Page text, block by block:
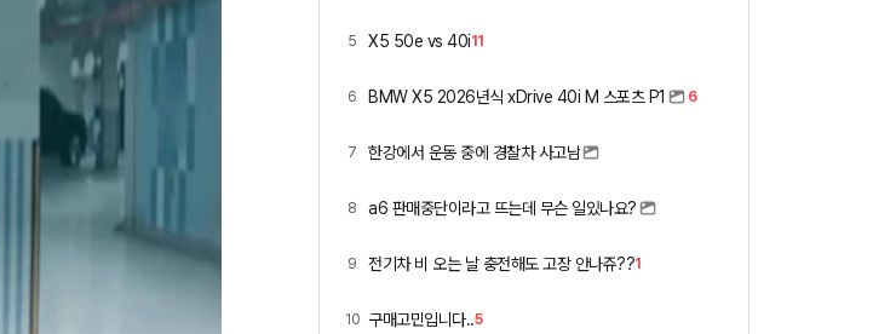
5 X5 50e vs 40i11
6 BMW X5 2026년식 xDrive 40i M 스포츠 P1 6
7 한강에서 운동 중에 경찰차 사고남
8 a6 판매중단이라고 뜨는데 무슨 일있나요?
9 전기차 비 오는 날 충전해도 고장 안나쥬??1
10 구매고민입니다..5